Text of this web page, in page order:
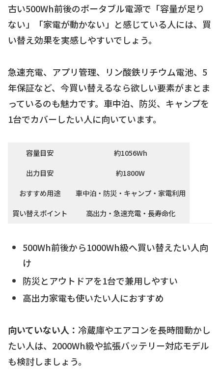
古い500Wh前後のポータブル電源で「容量が足り
ない」「家電が動かない」と感じている人には、買
い替え効果を実感しやすいでしょう。
急速充電、アプリ管理、リン酸鉄リチウム電池、5
年保証など、今買い替えるなら欲しい要素がまとま
っているのも魅力です。車中泊、防災、キャンプを
1台でカバーしたい人に向いています。
容量目安
約1056Wh
出力目安
約1800W
おすすめ用途
車中泊・防災・キャンプ・家電利用
買い替えポイント
高出力・急速充電・長寿命化
500Wh前後から1000Wh級へ買い替えたい人向
け
防災とアウトドアを1台で兼用しやすい
高出力家電も使いたい人におすすめ
向いていない人： 冷蔵庫やエアコンを長時間動かし
たい人は、2000Wh級や拡張バッテリー対応モデル
も検討しましょう。